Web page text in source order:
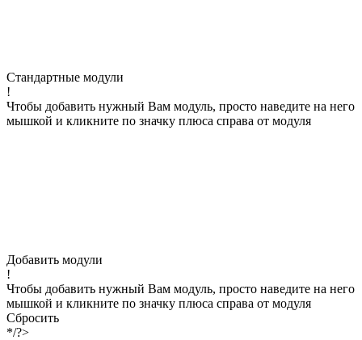
Стандартные модули
!
Чтобы добавить нужный Вам модуль, просто наведите на него
мышкой и кликните по значку плюса справа от модуля
Добавить модули
!
Чтобы добавить нужный Вам модуль, просто наведите на него
мышкой и кликните по значку плюса справа от модуля
Сбросить
*/?>